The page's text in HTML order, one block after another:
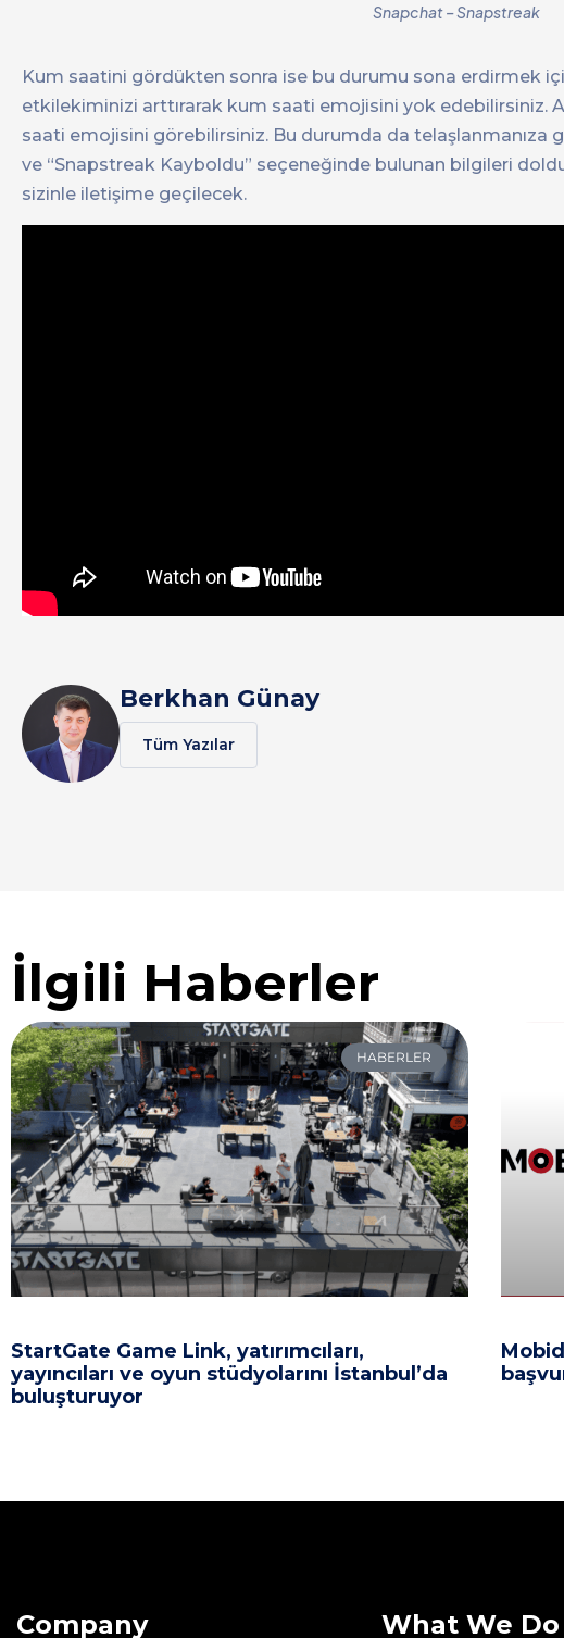
Snapchat – Snapstreak
Kum saatini gördükten sonra ise bu durumu sona erdirmek
etkilekiminizi arttırarak kum saati emojisini yok edebilirsiniz.
saati emojisini görebilirsiniz. Bu durumda da telaşlanmanıza
ve “Snapstreak Kayboldu” seçeneğinde bulunan bilgileri
sizinle iletişime geçilecek.
Berkhan Günay
Tüm Yazılar
İlgili Haberler
HABERLER
StartGate Game Link, yatırımcıları,
yayıncıları ve oyun stüdyolarını İstanbul’da
buluşturuyor
Company What We Do